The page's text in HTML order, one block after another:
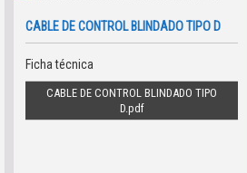
CABLE DE CONTROL BLINDADO TIPO D
Ficha técnica
CABLE DE CONTROL BLINDADO TIPO
D